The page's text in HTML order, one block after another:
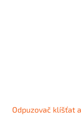
Odpuzovač klíšťat